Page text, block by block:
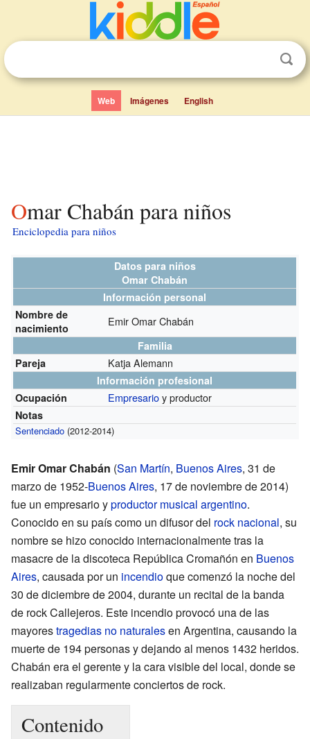
Web Imágenes English
Omar Chabán para niños
Enciclopedia para niños
Datos para niños
Omar Chabán
Información personal
Nombre de
nacimiento
Emir Omar Chabán
Familia
Pareja
Katja Alemann
Información profesional
Ocupación
Empresarioy productor
Notas
Sentenciado(2012-2014)
Emir Omar Chabán (San Martín, Buenos Aires, 31 de
marzo de 1952-Buenos Aires, 17 de noviembre de 2014)
fue un empresario yproductor musical argentino.
Conocido en su país como un difusor del rock nacional, su
nombre se hizo conocido internacionalmente tras la
masacre de la discoteca República Cromañón en Buenos
Aires, causada por un incendioque comenzó la noche del
30 de diciembre de 2004, durante un recital de la banda
de rock Callejeros. Este incendio provocó una de las
mayorestragedias no naturalesen Argentina, causando la
muerte de 194 personas y dejando al menos 1432 heridos.
Chabán era el gerente y la cara visible del local, donde se
realizaban regularmente conciertos de rock.
Contenido